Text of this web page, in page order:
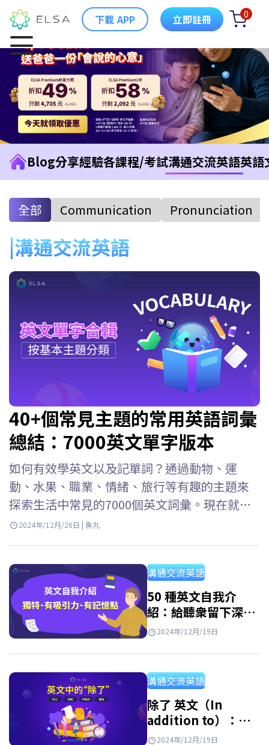
下載 APP 立即註冊 0
Blog分享經驗各課程/考試溝通交流英語英語
全部 Communication Pronunciation
溝通交流英語
40+個常見主題的常用英語詞彙
總結：7000英文單字版本
如何有效學英文以及記單詞？通過動物、運
動、水果、職業、情緒、旅行等有趣的主題來
探索生活中常見的7000個英文詞彙。現在就跟
ELSA Speak 一起來了解吧！ 按主題學習英語詞
有詞彙就無法傳達訊息）。這顯示詞彙是語言
學習的基本要素。…
2024年/12月/26日 | 魚丸
溝通交流英語
50 種英文自我介
紹：給聽衆留下深刻
且獨特的印象
2024年/12月/19日
溝通交流英語
除了 英文（In
addition to）：定
義、用法、結構與同
2024年/12月/19日